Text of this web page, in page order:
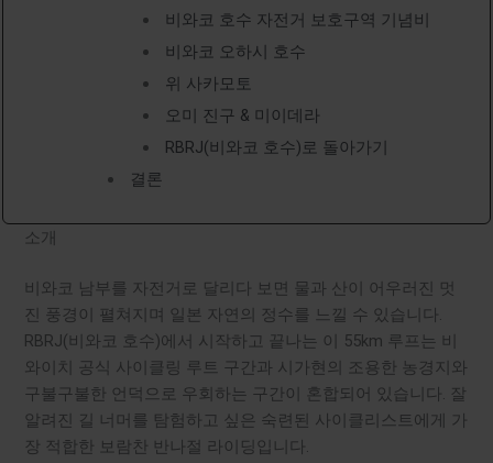
비와코 호수 자전거 보호구역 기념비
비와코 오하시 호수
위 사카모토
오미 진구 & 미이데라
RBRJ(비와코 호수)로 돌아가기
결론
소개
비와코 남부를 자전거로 달리다 보면 물과 산이 어우러진 멋
진 풍경이 펼쳐지며 일본 자연의 정수를 느낄 수 있습니다.
RBRJ(비와코 호수)에서 시작하고 끝나는 이 55km 루프는 비
와이치 공식 사이클링 루트 구간과 시가현의 조용한 농경지와
구불구불한 언덕으로 우회하는 구간이 혼합되어 있습니다. 잘
알려진 길 너머를 탐험하고 싶은 숙련된 사이클리스트에게 가
장 적합한 보람찬 반나절 라이딩입니다.